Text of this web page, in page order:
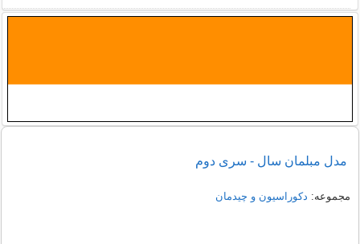
مدل مبلمان سال - سری دوم
مجموعه: دکوراسیون و چیدمان